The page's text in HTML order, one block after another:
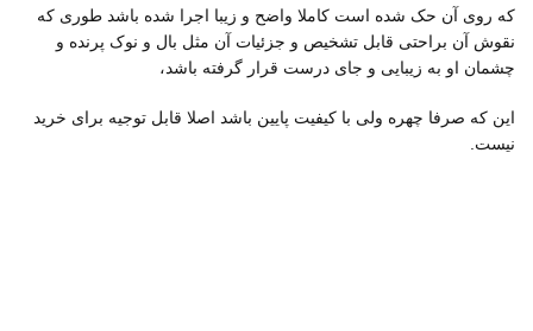
که روی آن حک شده است کاملا واضح و زیبا اجرا شده باشد طوری که
نقوش آن براحتی قابل تشخیص و جزئیات آن مثل بال و نوک پرنده و
چشمان او به زیبایی و جای درست قرار گرفته باشد،
این که صرفا چهره ولی با کیفیت پایین باشد اصلا قابل توجیه برای خرید
نیست.